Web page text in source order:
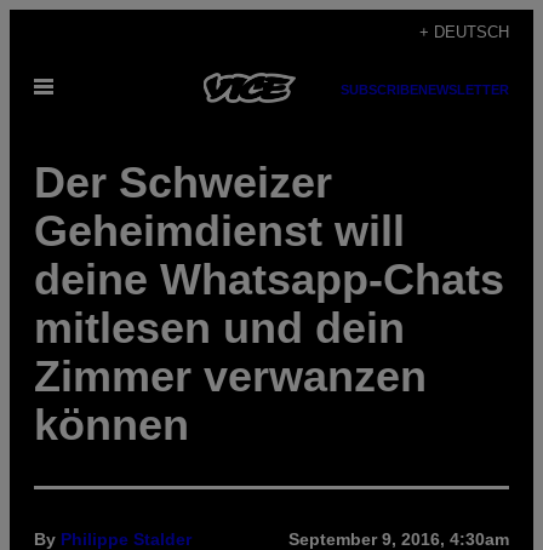
content
+ DEUTSCH
Open
SUBSCRIBENEWSLETTER
Der Schweizer
Geheimdienst will
deine Whatsapp-Chats
mitlesen und dein
Zimmer verwanzen
können
By Philippe Stalder September 9, 2016, 4:30am